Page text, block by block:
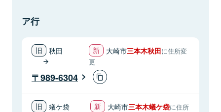
ア行
秋田 大崎市三本木秋田に住所変
更
989-6304
蟻ケ袋 大崎市三本木蟻ケ袋に住所